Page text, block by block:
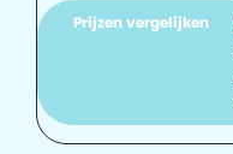
Prijzen vergelijken